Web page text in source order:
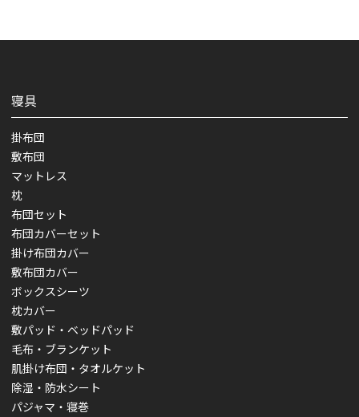
寝具
掛布団
敷布団
マットレス
枕
布団セット
布団カバーセット
掛け布団カバー
敷布団カバー
ボックスシーツ
枕カバー
敷パッド・ベッドパッド
毛布・ブランケット
肌掛け布団・タオルケット
除湿・防水シート
パジャマ・寝巻